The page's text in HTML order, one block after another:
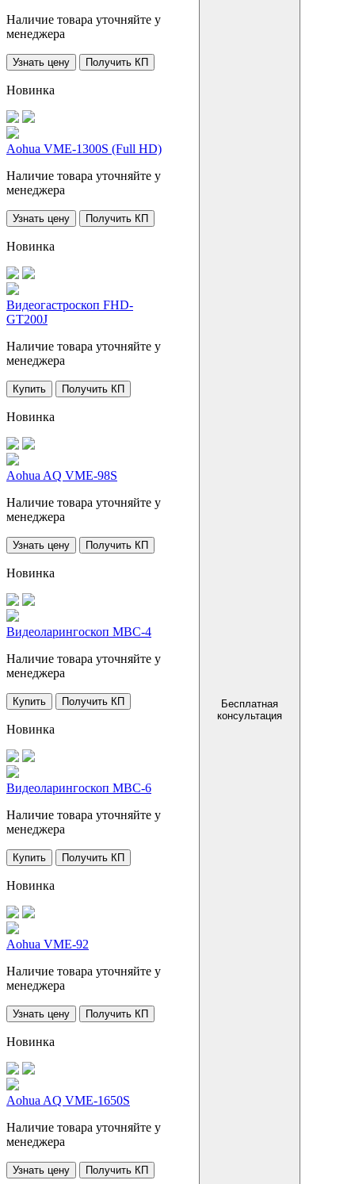
Наличие товара уточняйте у
менеджера
Узнать цену Получить КП
Новинка
Aohua VME-1300S (Full HD)
Наличие товара уточняйте у
менеджера
Узнать цену Получить КП
Новинка
Видеогастроскоп FHD-
GT200J
Наличие товара уточняйте у
менеджера
Купить Получить КП
Новинка
Aohua AQ VME-98S
Наличие товара уточняйте у
менеджера
Узнать цену Получить КП
Новинка
Видеоларингоскоп MBC-4
Наличие товара уточняйте у
менеджера
Купить Получить КП
Новинка
Видеоларингоскоп MBC-6
Наличие товара уточняйте у
менеджера
Купить Получить КП
Новинка
Aohua VME-92
Наличие товара уточняйте у
менеджера
Узнать цену Получить КП
Новинка
Aohua AQ VME-1650S
Наличие товара уточняйте у
менеджера
Узнать цену Получить КП
Бесплатная
консультация